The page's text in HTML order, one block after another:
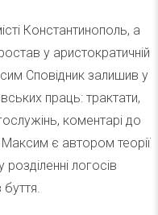
Константинополь, а
у аристократичній
Сповідник залишив у
праць: трактати,
коментарі до
є автором теорії
логосів
буття.